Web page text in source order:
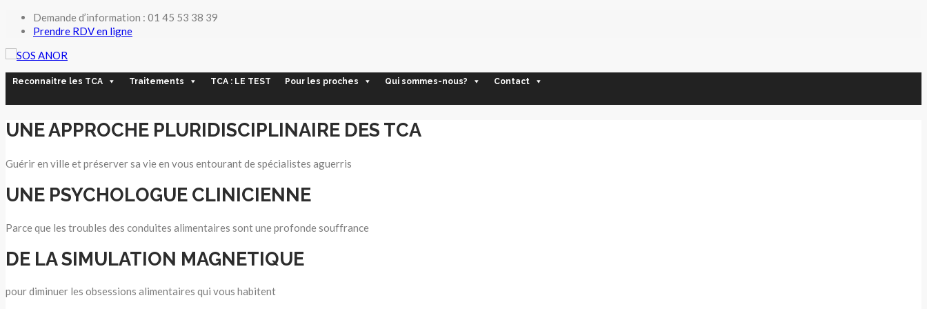
Demande d’information : 01 45 53 38 39
Prendre RDV en ligne
Reconnaitre les TCA Traitements TCA : LE TEST Pour les proches Qui sommes-nous? Contact
UNE APPROCHE PLURIDISCIPLINAIRE DES TCA
Guérir en ville et préserver sa vie en vous entourant de spécialistes aguerris
UNE PSYCHOLOGUE CLINICIENNE
Parce que les troubles des conduites alimentaires sont une profonde souffrance
DE LA SIMULATION MAGNETIQUE
pour diminuer les obsessions alimentaires qui vous habitent